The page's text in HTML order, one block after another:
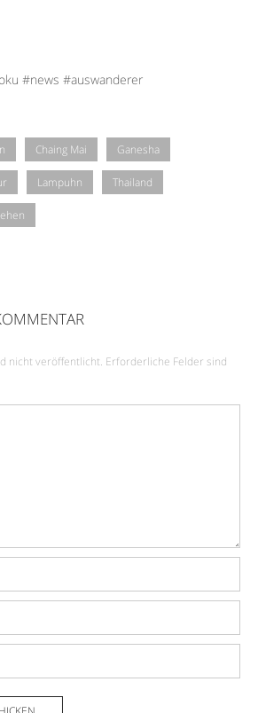
#news #auswanderer
Chaing Mai Ganesha
Lampuhn Thailand
nicht veröffentlicht. Erforderliche Felder sind